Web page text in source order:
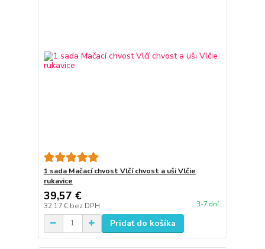
1 sada Mačací chvost Vlčí chvost a uši Vlčie
rukavice
39,57 €
32,17 € bez DPH 3-7 dní
Pridať do košíka